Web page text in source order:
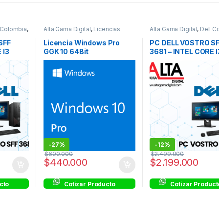
,
equipos
I3
10
Alta Gama Digital, Licencias
Licencia Windows Pro
GGK 10 64Bit
-27%
$440.000
$600.000
Cotizar Producto
Alta Gama Digital, Dell
Dell Colombia
Vostro Corporativos,
Computers,Desktops,
Hogar ,Procesadores
PC DELL VOSTRO
3681 – INTEL CORE
10100 – 1 TERA –
4GB – 18.5″ – LINUX
-12%
$2.199.000
$2.499.000
Cotizar